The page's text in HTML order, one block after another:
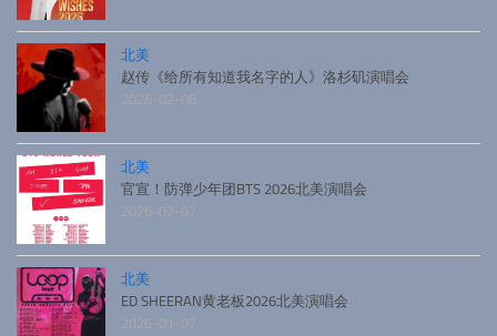
北美
赵传《给所有知道我名字的人》洛杉矶演唱会
2026-02-08
北美
官宣！防弹少年团BTS 2026北美演唱会
2026-02-07
北美
ED SHEERAN黄老板2026北美演唱会
2026-01-07